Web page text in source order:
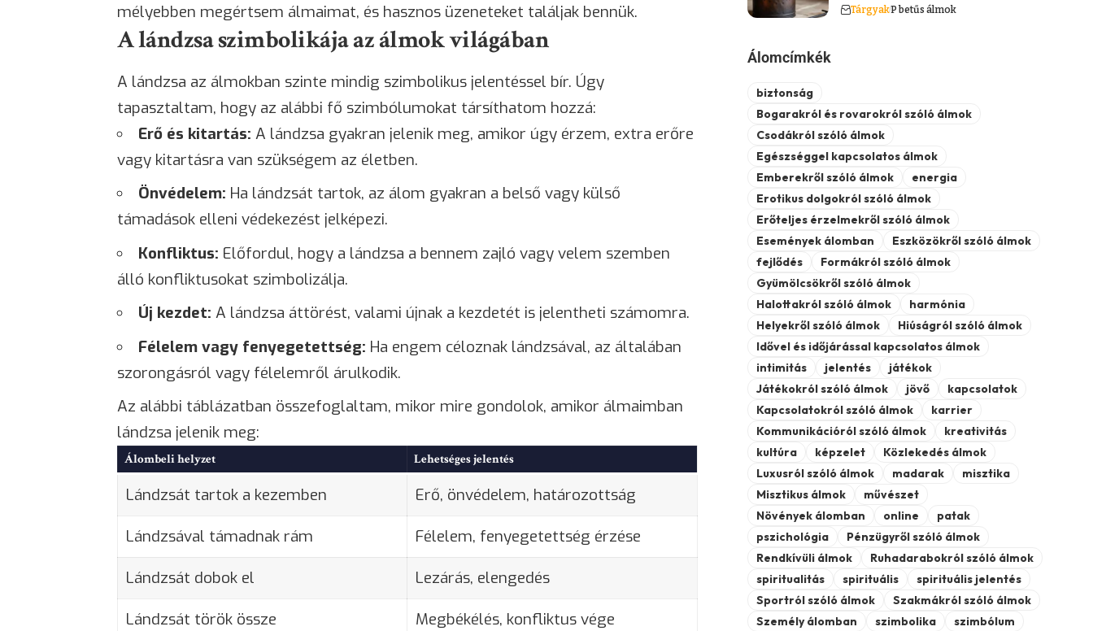
mélyebben megértsem álmaimat, és hasznos üzeneteket találjak bennük.
A lándzsa szimbolikája az álmok világában
A lándzsa az álmokban szinte mindig szimbolikus jelentéssel bír. Úgy
tapasztaltam, hogy az alábbi fő szimbólumokat társíthatom hozzá:
Erő és kitartás: A lándzsa gyakran jelenik meg, amikor úgy érzem, extra erőre
vagy kitartásra van szükségem az életben.
Önvédelem: Ha lándzsát tartok, az álom gyakran a belső vagy külső
támadások elleni védekezést jelképezi.
Konfliktus: Előfordul, hogy a lándzsa a bennem zajló vagy velem szemben
álló konfliktusokat szimbolizálja.
Új kezdet: A lándzsa áttörést, valami újnak a kezdetét is jelentheti számomra.
Félelem vagy fenyegetettség: Ha engem céloznak lándzsával, az általában
szorongásról vagy félelemről árulkodik.
Az alábbi táblázatban összefoglaltam, mikor mire gondolok, amikor álmaimban
lándzsa jelenik meg:
Álombeli helyzet Lehetséges jelentés
Lándzsát tartok a kezemben Erő, önvédelem, határozottság
Lándzsával támadnak rám Félelem, fenyegetettség érzése
Lándzsát dobok el Lezárás, elengedés
Lándzsát török össze Megbékélés, konfliktus vége
TárgyakP betűs álmok
Álomcímkék
biztonság
Bogarakról és rovarokról szóló álmok
Csodákról szóló álmok
Egészséggel kapcsolatos álmok
Emberekről szóló álmok
energia
Erotikus dolgokról szóló álmok
Erőteljes érzelmekről szóló álmok
Események álomban
Eszközökről szóló álmok
fejlődés
Formákról szóló álmok
Gyümölcsökről szóló álmok
Halottakról szóló álmok
harmónia
Helyekről szóló álmok
Hiúságról szóló álmok
Idővel és időjárással kapcsolatos álmok
intimitás
jelentés
játékok
Játékokról szóló álmok
jövő
kapcsolatok
Kapcsolatokról szóló álmok
karrier
Kommunikációról szóló álmok
kreativitás
kultúra
képzelet
Közlekedés álmok
Luxusról szóló álmok
madarak
misztika
Misztikus álmok
művészet
Növények álomban
online
patak
pszichológia
Pénzügyről szóló álmok
Rendkívüli álmok
Ruhadarabokról szóló álmok
spiritualitás
spirituális
spirituális jelentés
Sportról szóló álmok
Szakmákról szóló álmok
Személy álomban
szimbolika
szimbólum